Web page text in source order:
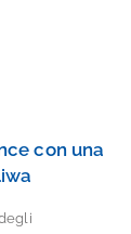
con una